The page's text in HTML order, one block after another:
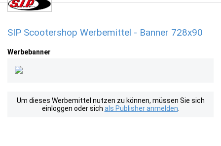
SIP Scootershop Werbemittel - Banner 728x90
Werbebanner
Um dieses Werbemittel nutzen zu können, müssen Sie sich
einloggen oder sich als Publisher anmelden